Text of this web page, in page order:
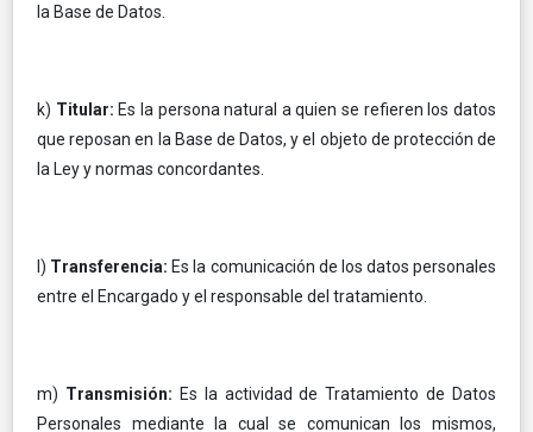
la Base de Datos.
k) Titular: Es la persona natural a quien se refieren los datos
que reposan en la Base de Datos, y el objeto de protección de
la Ley y normas concordantes.
l) Transferencia: Es la comunicación de los datos personales
entre el Encargado y el responsable del tratamiento.
m) Transmisión: Es la actividad de Tratamiento de Datos
Personales mediante la cual se comunican los mismos,